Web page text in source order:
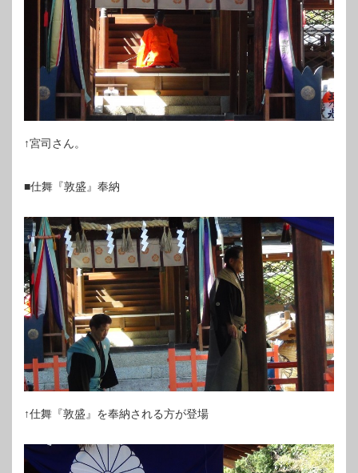
↑宮司さん。
■仕舞『敦盛』奉納
↑仕舞『敦盛』を奉納される方が登場